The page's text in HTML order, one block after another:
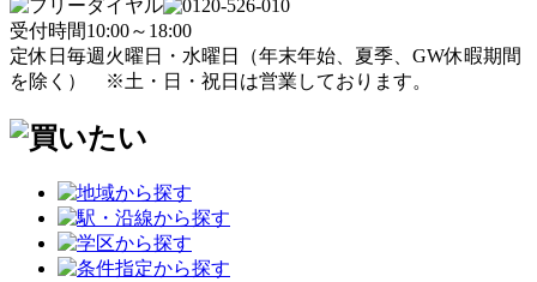
受付時間10:00～18:00
定休日 毎週火曜日・水曜日
（年末年始、夏季、GW休暇期間
を除く）
※土・日・祝日は営業しております。